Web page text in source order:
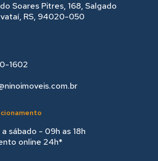
Soares Pitres, 168, Salgado
RS, 94020-050
1602
sábado - 09h as 18hㅤㅤ
online 24h*